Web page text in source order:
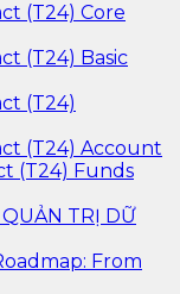
(T24) Core
(T24) Basic
(T24)
(T24) Account
(T24) Funds
TRỊ DỮ
From